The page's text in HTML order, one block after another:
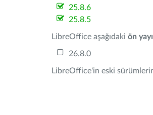
25.8.6
25.8.5
LibreOffice aşağıdaki ön
26.8.0
LibreOffice'in eski